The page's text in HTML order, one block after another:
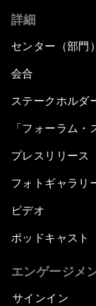
詳細
センター（部門）
会合
ステークホルダ
「フォーラム・
プレスリリース
フォトギャラリ
ビデオ
ポッドキャスト
エンゲージメ
サインイン